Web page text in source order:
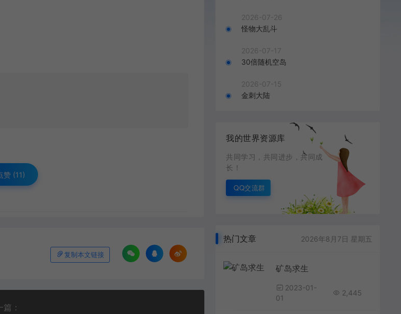
赞 (11)
复制本文链接
：
2026-07-26
怪物大乱斗
2026-07-17
30倍随机空岛
2026-07-15
金刺大陆
我的世界资源库
共同学习，共同进步，共同成
长！
QQ交流群
热门文章 2026年8月7日 星期五
矿岛求生
2023-01-
01
2,445